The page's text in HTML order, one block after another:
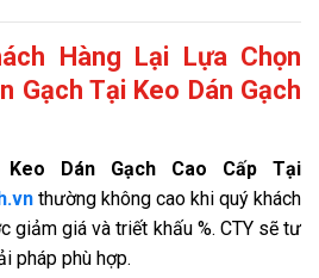
Hàng Lại Lựa Chọn
Gạch Tại Keo Dán Gạch
Dán Gạch Cao Cấp Tại
thường không cao khi quý khách
giảm giá và triết khấu %. CTY sẽ tư
pháp phù hợp.